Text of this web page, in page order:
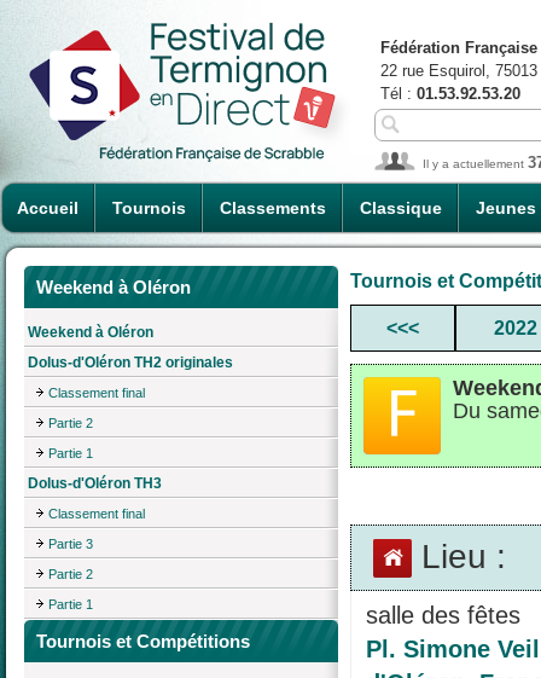
Accueil Tournois Classements Classique Jeunes
Fédération
22 rue Esquirol,
Tél : 01.53.92.53.20
Il y a actuellement
Weekend à Oléron
Weekend à Oléron
Dolus-d'Oléron TH2 originales
Classement final
Partie 2
Partie 1
Dolus-d'Oléron TH3
Classement final
Partie 3
Partie 2
Partie 1
Tournois et Compétitions
Tournois et
<<< 2022
Du
Lieu :
salle des fêtes
Pl. Simone